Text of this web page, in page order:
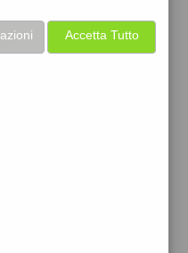
gratuitamente i
Accetta Tutto